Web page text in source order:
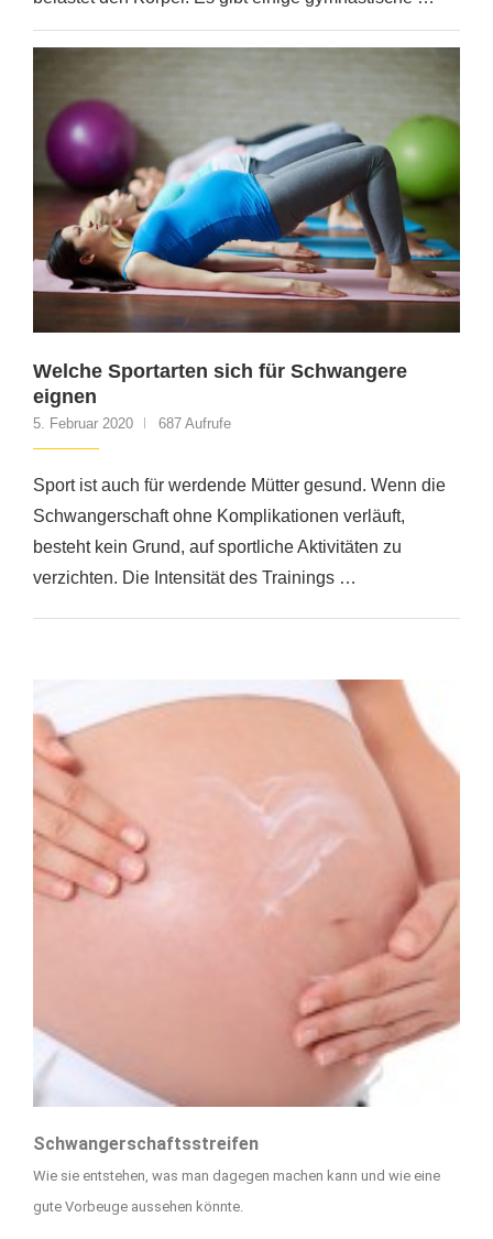
Welche Sportarten sich für Schwangere
eignen
5. Februar 2020 687 Aufrufe
Sport ist auch für werdende Mütter gesund. Wenn die
Schwangerschaft ohne Komplikationen verläuft,
besteht kein Grund, auf sportliche Aktivitäten zu
verzichten. Die Intensität des Trainings …
Schwangerschaftsstreifen
Wie sie entstehen, was man dagegen machen kann und wie eine
gute Vorbeuge aussehen könnte.